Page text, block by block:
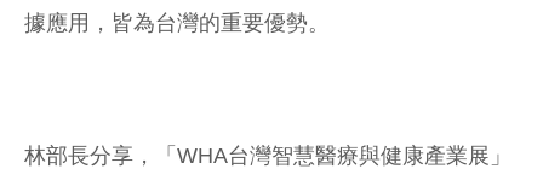
據應用，皆為台灣的重要優勢。
林部長分享，「WHA台灣智慧醫療與健康產業展」